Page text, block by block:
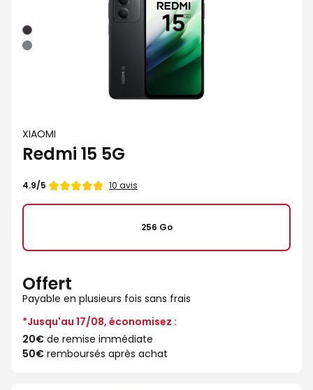
Noir
XIAOMI
Redmi 15 5G
Note
4.9/5 10 avis
256 Go
Offert
Payable en plusieurs fois sans frais
*Jusqu'au 17/08, économisez :
20€ de remise immédiate
50€ remboursés après achat